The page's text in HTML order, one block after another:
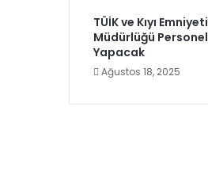
TÜİK ve Kıyı
Müdürlüğü Personel
Yapacak
Ağustos 18, 2025